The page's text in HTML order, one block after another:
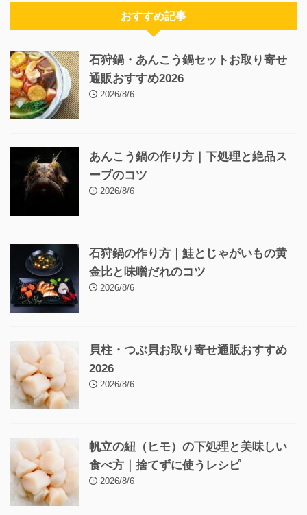
おすすめ記事
石狩鍋・あんこう鍋セットお取り寄せ
通販おすすめ2026
2026/8/6
あんこう鍋の作り方｜下処理と絶品ス
ープのコツ
2026/8/6
石狩鍋の作り方｜鮭とじゃがいもの黄
金比と味噌だれのコツ
2026/8/6
貝柱・つぶ貝お取り寄せ通販おすすめ
2026
2026/8/6
帆立の紐（ヒモ）の下処理と美味しい
食べ方｜捨てずに使うレシピ
2026/8/6